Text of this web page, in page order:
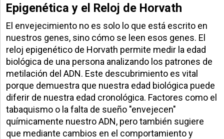
Epigenética y el Reloj de Horvath
El envejecimiento no es solo lo que está escrito en
nuestros genes, sino cómo se leen esos genes. El
reloj epigenético de Horvath permite medir la edad
biológica de una persona analizando los patrones de
metilación del ADN. Este descubrimiento es vital
porque demuestra que nuestra edad biológica puede
diferir de nuestra edad cronológica. Factores como el
tabaquismo o la falta de sueño "envejecen"
químicamente nuestro ADN, pero también sugiere
que mediante cambios en el comportamiento y